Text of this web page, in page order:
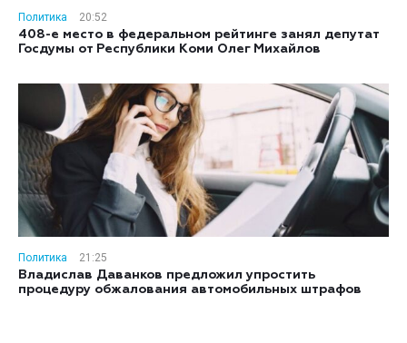
Политика
20:52
408-е место в федеральном рейтинге занял депутат
Госдумы от Республики Коми Олег Михайлов
Политика
21:25
Владислав Даванков предложил упростить
процедуру обжалования автомобильных штрафов